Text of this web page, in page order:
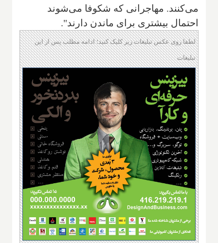
می‌کنند. مهاجرانی که شکوفا می‌شوند
احتمال بیشتری برای ماندن دارند".
لطفا روی عکس تبلیغات زیر کلیک کنید؛ ادامه مطلب پس از این
تبلیغات